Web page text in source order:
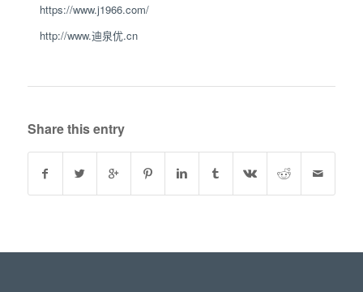
https://www.j1966.com/
http://www.迪泉优.cn
Share this entry